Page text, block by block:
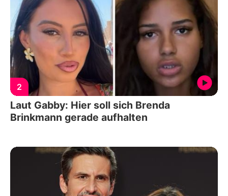
2
Laut Gabby: Hier soll sich Brenda
Brinkmann gerade aufhalten